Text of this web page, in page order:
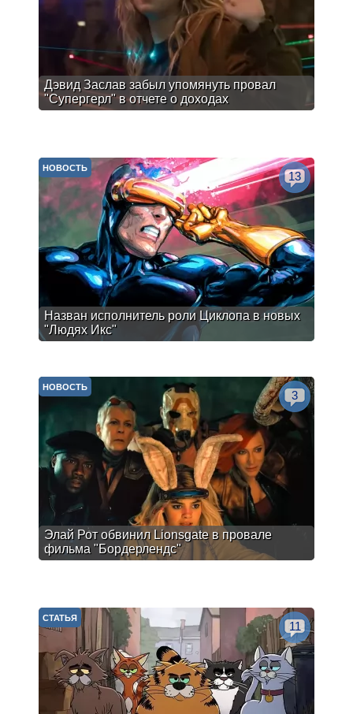
Дэвид Заслав забыл упомянуть провал
"Супергерл" в отчете о доходах
Назван исполнитель роли Циклопа в новых
"Людях Икс"
НОВОСТЬ
13
Элай Рот обвинил Lionsgate в провале
фильма "Бордерлендс"
НОВОСТЬ
3
СТАТЬЯ
11